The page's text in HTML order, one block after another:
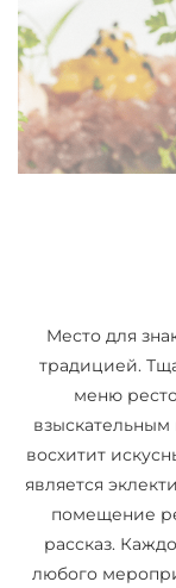
Mесто для
традицией.
меню
взыскательным
восхитит
является
помещение
рассказ.
любого